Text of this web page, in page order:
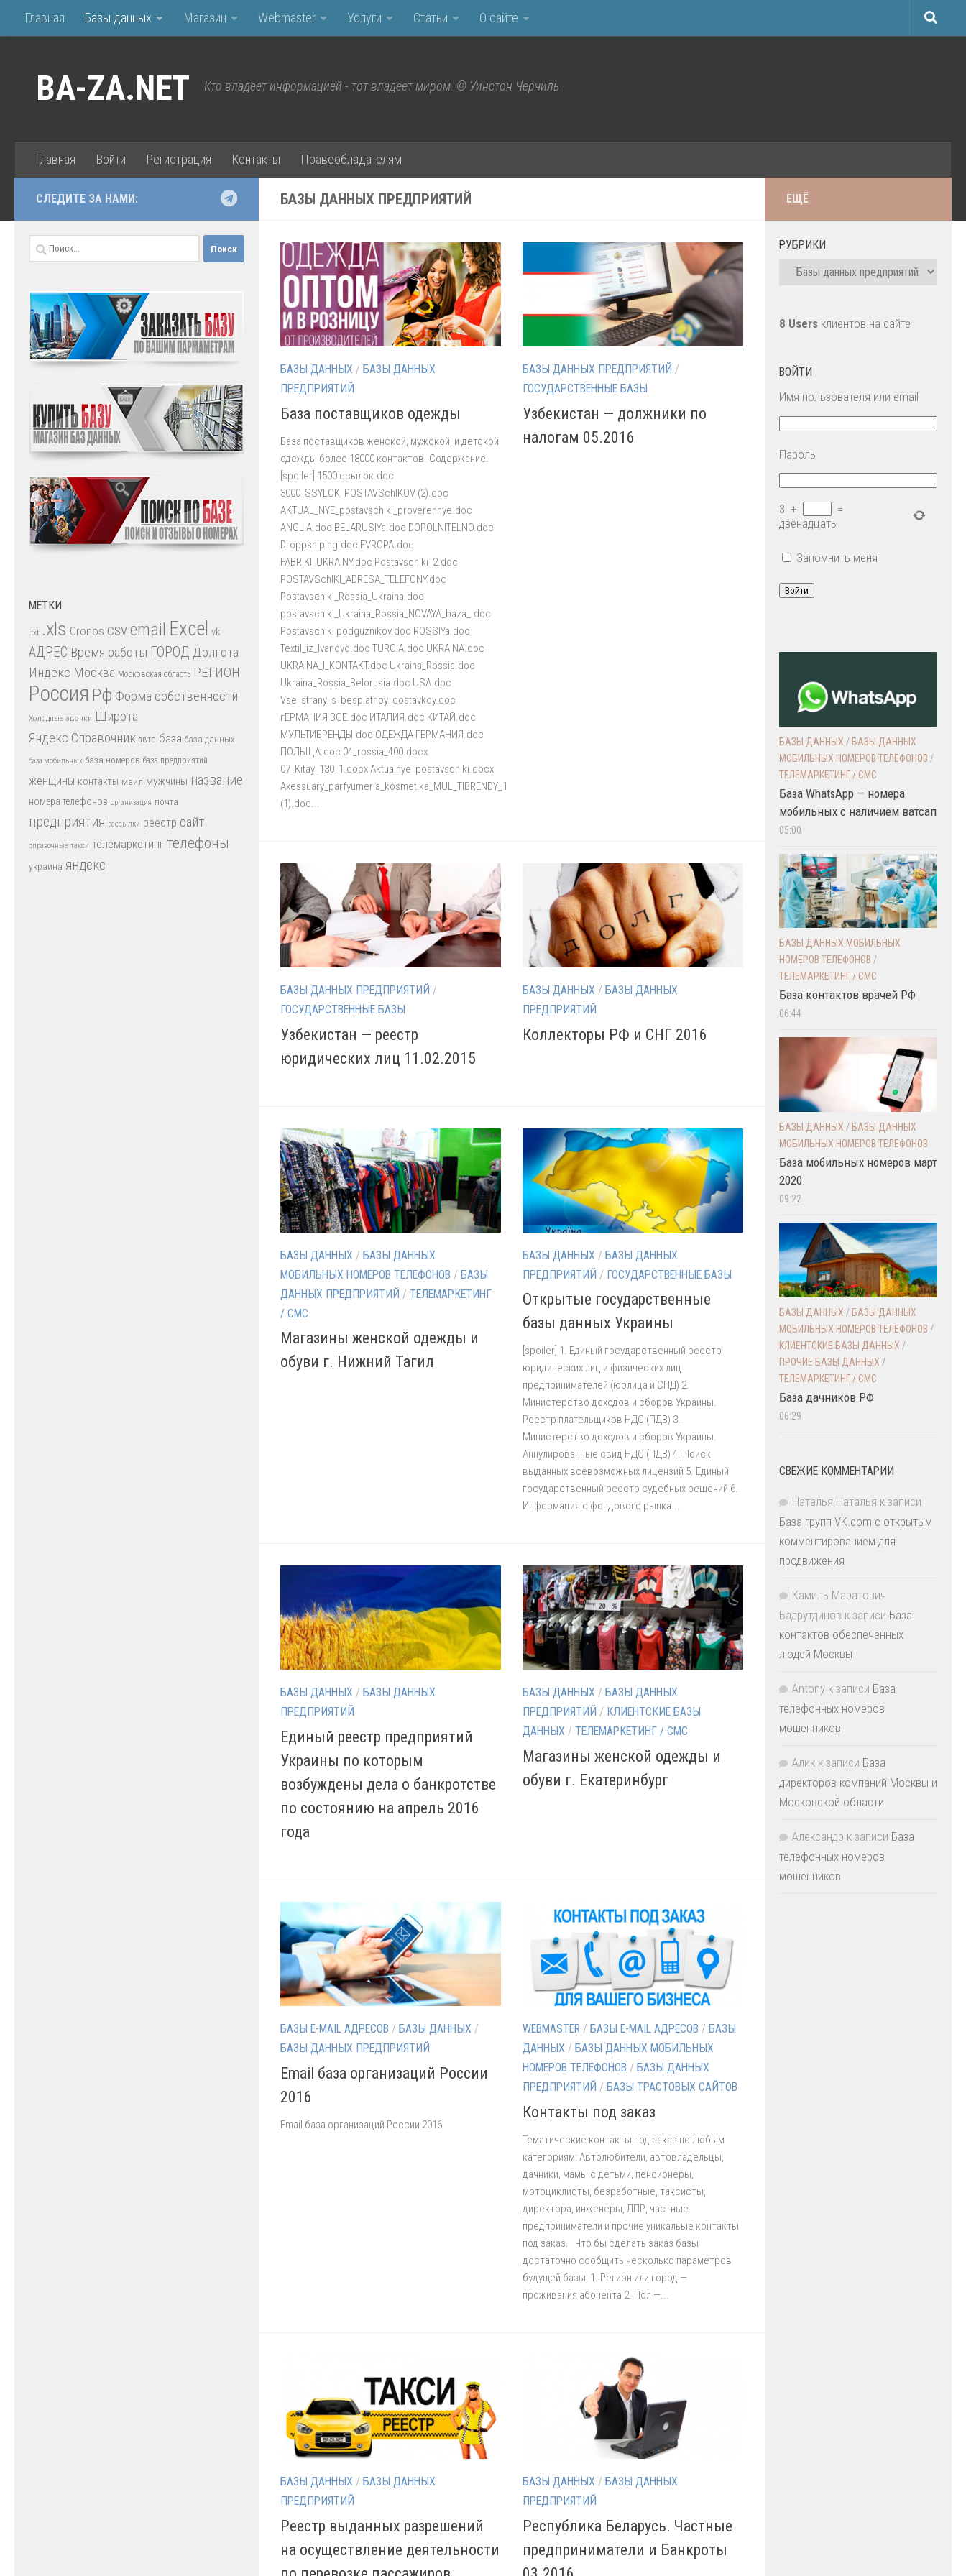
Перейти к содержимому
Главная Базы данных Магазин Webmaster Услуги Статьи О сайте
BA-ZA.NET Кто владеет информацией - тот владеет миром. © Уинстон Черчиль
Главная Войти Регистрация Контакты Правообладателям
БАЗЫ ДАННЫХ ПРЕДПРИЯТИЙ
БАЗЫ ДАННЫХ / БАЗЫ ДАННЫХ
ПРЕДПРИЯТИЙ
База поставщиков одежды
База поставщиков женской, мужской, и детской
одежды более 18000 контактов. Содержание:
[spoiler] 1500 ссылок.doc
3000_SSYLOK_POSTAVSchIKOV (2).doc
AKTUAL_NYE_postavschiki_proverennye.doc
ANGLIA.doc BELARUSIYa.doc DOPOLNITELNO.doc
Droppshiping.doc EVROPA.doc
FABRIKI_UKRAINY.doc Postavschiki_2.doc
POSTAVSchIKI_ADRESA_TELEFONY.doc
Postavschiki_Rossia_Ukraina.doc
postavschiki_Ukraina_Rossia_NOVAYA_baza_.doc
Postavschik_podguznikov.doc ROSSIYa.doc
Textil_iz_Ivanovo.doc TURCIA.doc UKRAINA.doc
UKRAINA_I_KONTAKT.doc Ukraina_Rossia.doc
Ukraina_Rossia_Belorusia.doc USA.doc
Vse_strany_s_besplatnoy_dostavkoy.doc
гЕРМАНИЯ ВСЕ.doc ИТАЛИЯ.doc КИТАЙ.doc
МУЛЬТИБРЕНДЫ.doc ОДЕЖДА ГЕРМАНИЯ.doc
ПОЛЬЩА.doc 04_rossia_400.docx
07_Kitay_130_1.docx Aktualnye_postavschiki.docx
Axessuary_parfyumeria_kosmetika_MUL_TIBRENDY_1
(1).doc...
БАЗЫ ДАННЫХ ПРЕДПРИЯТИЙ /
ГОСУДАРСТВЕННЫЕ БАЗЫ
Узбекистан — должники по
налогам 05.2016
БАЗЫ ДАННЫХ ПРЕДПРИЯТИЙ /
ГОСУДАРСТВЕННЫЕ БАЗЫ
Узбекистан — реестр
юридических лиц 11.02.2015
БАЗЫ ДАННЫХ / БАЗЫ ДАННЫХ
ПРЕДПРИЯТИЙ
Коллекторы РФ и СНГ 2016
БАЗЫ ДАННЫХ / БАЗЫ ДАННЫХ
МОБИЛЬНЫХ НОМЕРОВ ТЕЛЕФОНОВ / БАЗЫ
ДАННЫХ ПРЕДПРИЯТИЙ / ТЕЛЕМАРКЕТИНГ
/ СМС
Магазины женской одежды и
обуви г. Нижний Тагил
БАЗЫ ДАННЫХ / БАЗЫ ДАННЫХ
ПРЕДПРИЯТИЙ / ГОСУДАРСТВЕННЫЕ БАЗЫ
Открытые государственные
базы данных Украины
[spoiler] 1. Единый государственный реестр
юридических лиц и физических лиц
предпринимателей (юрлица и СПД) 2.
Министерство доходов и сборов Украины.
Реестр плательщиков НДС (ПДВ) 3.
Министерство доходов и сборов Украины.
Аннулированные свид НДС (ПДВ) 4. Поиск
выданных всевозможных лицензий 5. Единый
государственный реестр судебных решений 6.
Информация с фондового рынка...
БАЗЫ ДАННЫХ / БАЗЫ ДАННЫХ
ПРЕДПРИЯТИЙ
Единый реестр предприятий
Украины по которым
возбуждены дела о банкротстве
по состоянию на апрель 2016
года
БАЗЫ ДАННЫХ / БАЗЫ ДАННЫХ
ПРЕДПРИЯТИЙ / КЛИЕНТСКИЕ БАЗЫ
ДАННЫХ / ТЕЛЕМАРКЕТИНГ / СМС
Магазины женской одежды и
обуви г. Екатеринбург
БАЗЫ E-MAIL АДРЕСОВ / БАЗЫ ДАННЫХ /
БАЗЫ ДАННЫХ ПРЕДПРИЯТИЙ
Email база организаций России
2016
Email база организаций России 2016
WEBMASTER / БАЗЫ E-MAIL АДРЕСОВ / БАЗЫ
ДАННЫХ / БАЗЫ ДАННЫХ МОБИЛЬНЫХ
НОМЕРОВ ТЕЛЕФОНОВ / БАЗЫ ДАННЫХ
ПРЕДПРИЯТИЙ / БАЗЫ ТРАСТОВЫХ САЙТОВ
Контакты под заказ
Тематические контакты под заказ по любым
категориям: Автолюбители, автовладельцы,
дачники, мамы с детьми, пенсионеры,
мотоциклисты, безработные, таксисты,
директора, инженеры, ЛПР, частные
предприниматели и прочие уникальые контакты
под заказ. Что бы сделать заказ базы
достаточно сообщить несколько параметров
будущей базы: 1. Регион или город —
проживания абонента 2. Пол —...
БАЗЫ ДАННЫХ / БАЗЫ ДАННЫХ
ПРЕДПРИЯТИЙ
Реестр выданных разрешений
на осуществление деятельности
БАЗЫ ДАННЫХ / БАЗЫ ДАННЫХ
ПРЕДПРИЯТИЙ
Республика Беларусь. Частные
предприниматели и Банкроты
СЛЕДИТЕ ЗА НАМИ:
Найти:
МЕТКИ
.txt .xls Cronos csvemail Excel vk
АДРЕС Время работы ГОРОД Долгота
Индекс Москва Московская область РЕГИОН
Россия Рф Форма собственности
Холодные звонки Широта
Яндекс.Справочник авто база база данных
база мобильных база номеров база предприятий
женщины контакты маил мужчины название
номера телефонов организация почта
предприятия рассылки реестр сайт
справочные такси телемаркетинг телефоны
украина яндекс
ЕЩЁ
РУБРИКИ
Рубрики
8 Users клиентов на сайте
ВОЙТИ
Имя пользователя или email
Пароль
3 +
=
двенадцать
Запомнить меня
Войти
БАЗЫ ДАННЫХ / БАЗЫ ДАННЫХ
МОБИЛЬНЫХ НОМЕРОВ ТЕЛЕФОНОВ /
ТЕЛЕМАРКЕТИНГ / СМС
База WhatsApp — номера
мобильных с наличием ватсап
05:00
БАЗЫ ДАННЫХ МОБИЛЬНЫХ
НОМЕРОВ ТЕЛЕФОНОВ /
ТЕЛЕМАРКЕТИНГ / СМС
База контактов врачей РФ
06:44
БАЗЫ ДАННЫХ / БАЗЫ ДАННЫХ
МОБИЛЬНЫХ НОМЕРОВ ТЕЛЕФОНОВ
База мобильных номеров март
2020.
09:22
БАЗЫ ДАННЫХ / БАЗЫ ДАННЫХ
МОБИЛЬНЫХ НОМЕРОВ ТЕЛЕФОНОВ /
КЛИЕНТСКИЕ БАЗЫ ДАННЫХ /
ПРОЧИЕ БАЗЫ ДАННЫХ /
ТЕЛЕМАРКЕТИНГ / СМС
База дачников РФ
06:29
СВЕЖИЕ КОММЕНТАРИИ
Наталья Наталья к записи
База групп VK.com с открытым
комментированием для
продвижения
Камиль Маратович
Бадрутдинов к записи База
контактов обеспеченных
людей Москвы
Antony к записи База
телефонных номеров
мошенников
Алик к записи База
директоров компаний Москвы и
Московской области
Александр к записи База
телефонных номеров
мошенников